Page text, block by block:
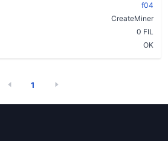
f04
CreateMiner
0 FIL
OK
1